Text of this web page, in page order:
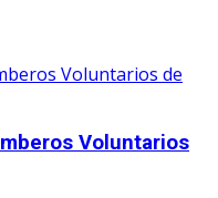
Voluntarios